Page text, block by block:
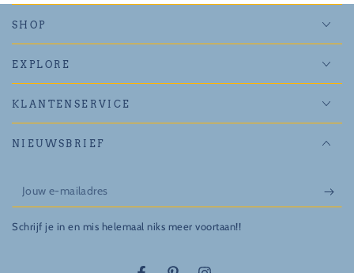
SHOP
EXPLORE
KLANTENSERVICE
NIEUWSBRIEF
Jouw
e-
mailadres
Schrijf je in en mis helemaal niks meer voortaan!!